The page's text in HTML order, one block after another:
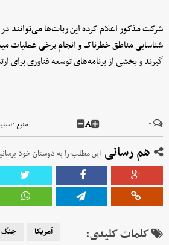
شرکت مذکور اعلام کرده این ربات‌ها می‌توانند
شناسایی مناطق خطرناک و انجام برخی عملیات
گیرند و بخشی از برنامه‌های توسعه فناوری برای
۰ A منبع :
هم رسانی این مطلب را به دوستان خود
کلمات کلیدی: آمریکا
جنگ